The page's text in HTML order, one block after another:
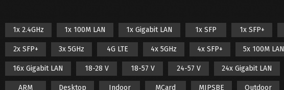
1x 2.4GHz 1x 100M LAN 1x Gigabit LAN 1x SFP 1x SFP+
2x SFP+ 3x 5GHz 4G LTE 4x 5GHz 4x SFP+ 5x 100M LAN
16x Gigabit LAN 18-28 V 18-57 V 24-57 V 24x Gigabit LAN
ARM Desktop Indoor MCard MIPSBE Outdoor